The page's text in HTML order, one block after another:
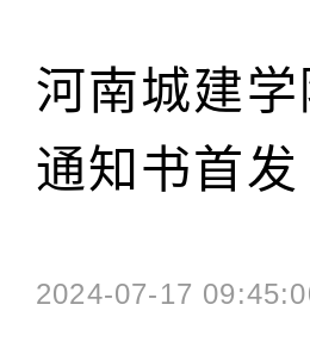
河南城建
通知书首发
2024-07-17